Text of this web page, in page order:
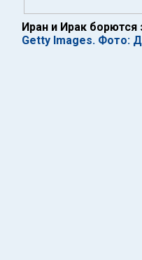
Иран и Ирак
Getty Images. Фото: